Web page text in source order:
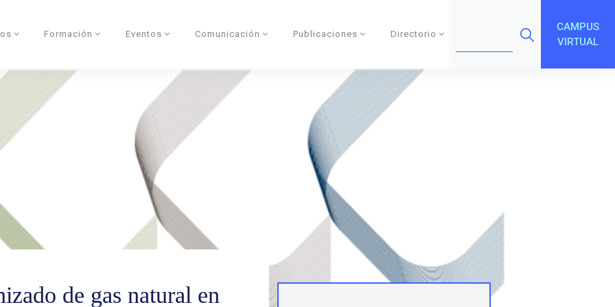
Formación Eventos Comunicación Publicaciones Directorio
CAMPUS
VIRTUAL
de gas natural en